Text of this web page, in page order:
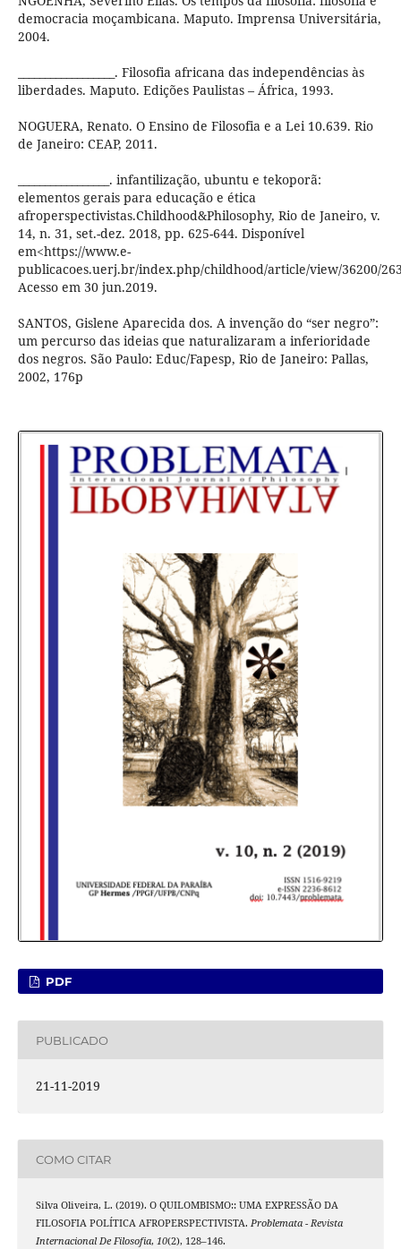
democracia moçambicana. Maputo. Imprensa Universitária,
2004.
__________________. Filosofia africana das independências às
liberdades. Maputo. Edições Paulistas – África, 1993.
NOGUERA, Renato. O Ensino de Filosofia e a Lei 10.639. Rio
de Janeiro: CEAP, 2011.
_________________. infantilização, ubuntu e tekoporã:
elementos gerais para educação e ética
afroperspectivistas.Childhood&Philosophy, Rio de Janeiro, v.
14, n. 31, set.-dez. 2018, pp. 625-644. Disponível
em<https://www.e-
publicacoes.uerj.br/index.php/childhood/article/view/36200/
Acesso em 30 jun.2019.
SANTOS, Gislene Aparecida dos. A invenção do “ser negro”:
um percurso das ideias que naturalizaram a inferioridade
dos negros. São Paulo: Educ/Fapesp, Rio de Janeiro: Pallas,
2002, 176p
PDF
PUBLICADO
21-11-2019
COMO CITAR
Silva Oliveira, L. (2019). O QUILOMBISMO:: UMA EXPRESSÃO DA
FILOSOFIA POLÍTICA AFROPERSPECTIVISTA. Problemata - Revista
Internacional De Filosofia, 10(2), 128–146.